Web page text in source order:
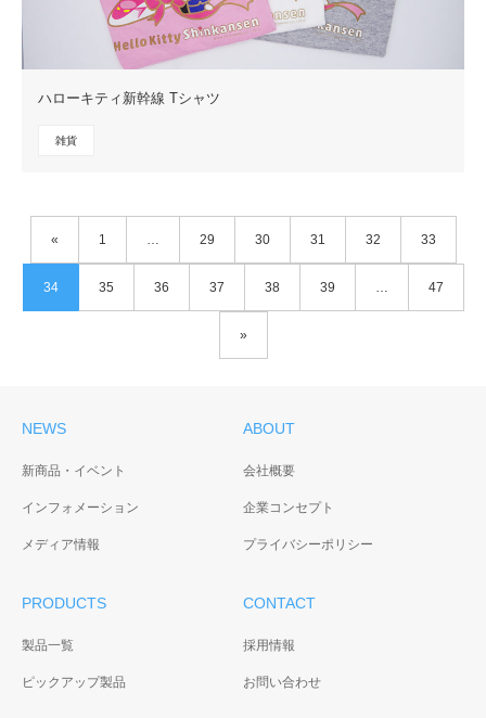
ハローキティ新幹線 Tシャツ
雑貨
« 1 29 30 31 32 33
34 35 36 37 38 39 47
»
NEWS
新商品・イベント
インフォメーション
メディア情報
ABOUT
会社概要
企業コンセプト
プライバシーポリシー
PRODUCTS
製品一覧
ピックアップ製品
CONTACT
採用情報
お問い合わせ